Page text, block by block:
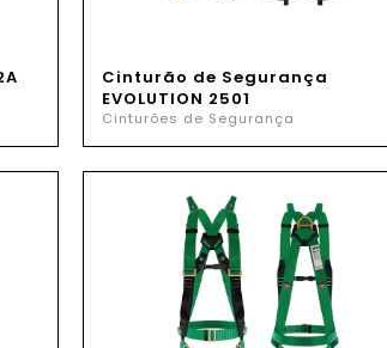
Cinturão de Segurança
EVOLUTION 2501
Cinturões de Segurança